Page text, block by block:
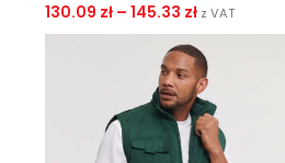
130.09 zł – 145.33 zł z VAT